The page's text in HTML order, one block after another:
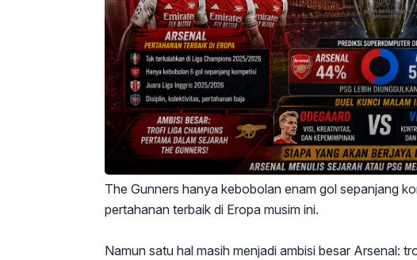
The Gunners hanya kebobolan enam gol sepanjang
pertahanan terbaik di Eropa musim ini.
Namun satu hal masih menjadi ambisi besar Arsenal: